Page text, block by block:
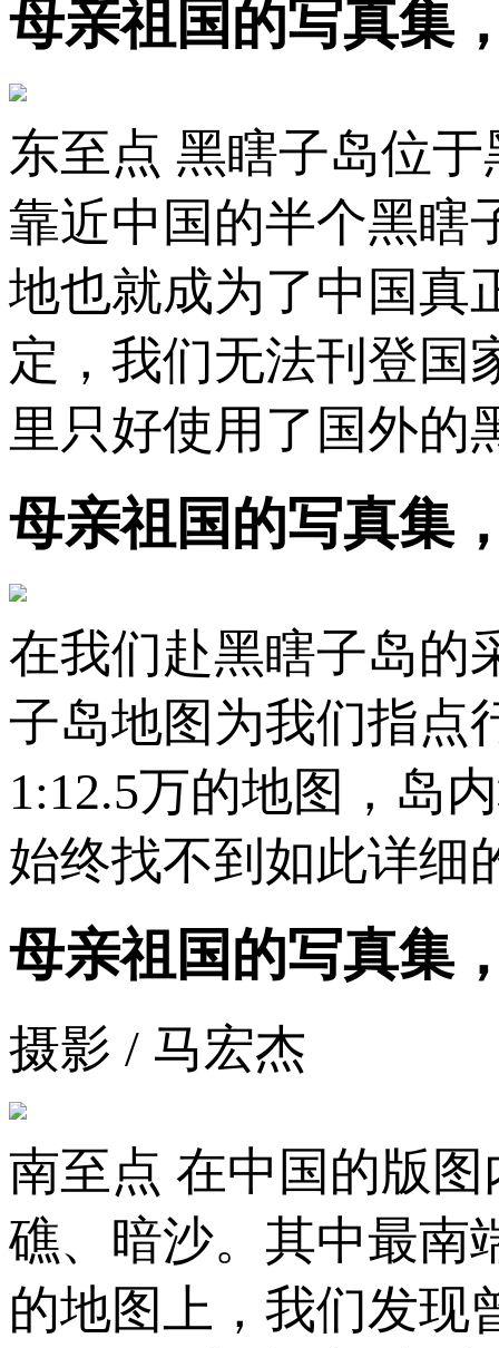
母亲祖国的写真集
东至点 黑瞎子岛位
靠近中国的半个黑瞎
地也就成为了中国真
定，我们无法刊登国
里只好使用了国外的
母亲祖国的写真集
在我们赴黑瞎子岛的
子岛地图为我们指点
1:12.5万的地图，岛
始终找不到如此详细
母亲祖国的写真集
摄影 / 马宏杰
南至点 在中国的版
礁、暗沙。其中最南
的地图上，我们发现